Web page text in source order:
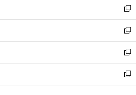
く
で
開
く
ド
ウ
で
開
く
ィ
ン
ド
ウ
で
開
く
い
ウ
ィ
ン
ド
ウ
で
開
新
し
い
ウ
ィ
ン
ド
ウ
新
し
い
ウ
ィ
ン
新
し
い
ウ
新
し